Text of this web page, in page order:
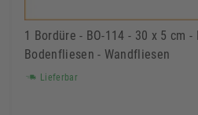
1 Bordüre - BO-114 - 30 x 5 cm
Bodenfliesen - Wandfliesen
Lieferbar